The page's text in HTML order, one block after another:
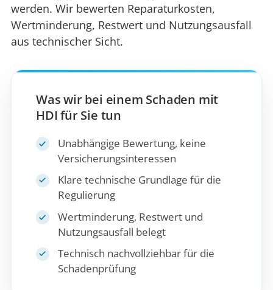
werden. Wir bewerten Reparaturkosten,
Wertminderung, Restwert und Nutzungsausfall
aus technischer Sicht.
Was wir bei einem Schaden mit
HDI für Sie tun
Unabhängige Bewertung, keine
Versicherungsinteressen
Klare technische Grundlage für die
Regulierung
Wertminderung, Restwert und
Nutzungsausfall belegt
Technisch nachvollziehbar für die
Schadenprüfung